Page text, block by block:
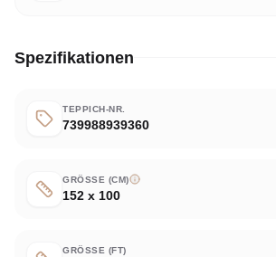
Spezifikationen
TEPPICH-NR.
739988939360
GRÖSSE (CM)
152 x 100
GRÖSSE (FT)